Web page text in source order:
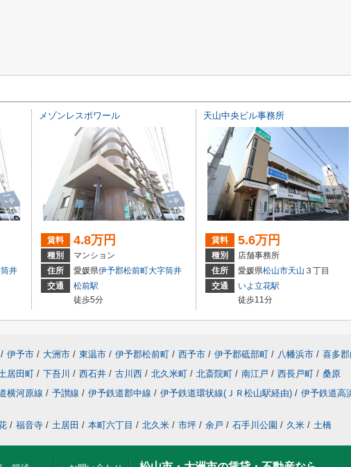
井
メゾンレスポワール
賃料 4.8万円
種別
マンション
住所
愛媛県伊予郡松前町大字筒井
交通
松前駅
徒歩5分
天山中央ビル事務所
賃料 5.6万円
種別
店舗事務所
住所
愛媛県松山市天山 ３丁目
交通
いよ立花駅
徒歩11分
/ 伊予市 / 大洲市 / 東温市 / 伊予郡松前町 / 西予市 / 伊予郡砥部町 / 八幡浜市 / 喜多
居田町 / 下吾川 / 西石井 / 古川西 / 北久米町 / 北斎院町 / 南江戸 / 西長戸町 / 桑原
横河原線 / 予讃線 / 伊予鉄道郡中線 / 伊予鉄道環状線(ＪＲ松山駅経由) / 伊予鉄道高
/ 福音寺 / 土居田 / 本町六丁目 / 北久米 / 市坪 / 余戸 / 石手川公園 / 久米 / 土橋